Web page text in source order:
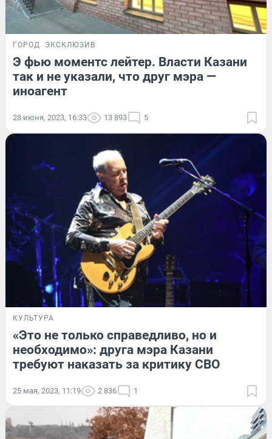
ГОРОД ЭКСКЛЮЗИВ
Э фью моментс лейтер. Власти Казани
так и не указали, что друг мэра —
иноагент
28 июня, 2023, 16:33 13 893 5
КУЛЬТУРА
«Это не только справедливо, но и
необходимо»: друга мэра Казани
требуют наказать за критику СВО
25 мая, 2023, 11:19 2 836 1